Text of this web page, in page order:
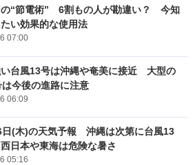
の“節電術” 6割もの人が勘違い？ 今知
い効果的な使用法
07:00
い台風13号は沖縄や奄美に接近 大型の
今後の進路に注意
06:09
日(木)の天気予報 沖縄は次第に台風13
日本や東海は危険な暑さ
05:16